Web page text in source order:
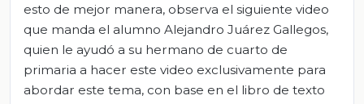
esto de mejor manera, observa el siguiente video
que manda el alumno Alejandro Juárez Gallegos,
quien le ayudó a su hermano de cuarto de
primaria a hacer este video exclusivamente para
abordar este tema, con base en el libro de texto